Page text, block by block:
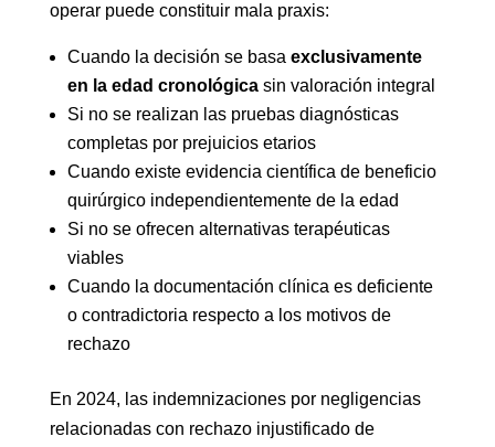
operar puede constituir mala praxis:
Cuando la decisión se basa exclusivamente
en la edad cronológicasin valoración integral
Si no se realizan las pruebas diagnósticas
completas por prejuicios etarios
Cuando existe evidencia científica de beneficio
quirúrgico independientemente de la edad
Si no se ofrecen alternativas terapéuticas
viables
Cuando la documentación clínica es deficiente
o contradictoria respecto a los motivos de
rechazo
En 2024, las indemnizaciones por negligencias
relacionadas con rechazo injustificado de